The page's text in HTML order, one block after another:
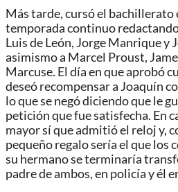
Más tarde, cursó el bachillerato
temporada continuo
Luis de León, Jorge Manrique y
asimismo a Marcel Proust,
Marcuse. El día en que aprobó
deseó recompensar a Joaquín
lo que se negó diciendo que le
petición que fue satisfecha. En
mayor sí que admitió el reloj y,
pequeño regalo sería el que los
su hermano se terminaría
padre de ambos, en policía y él